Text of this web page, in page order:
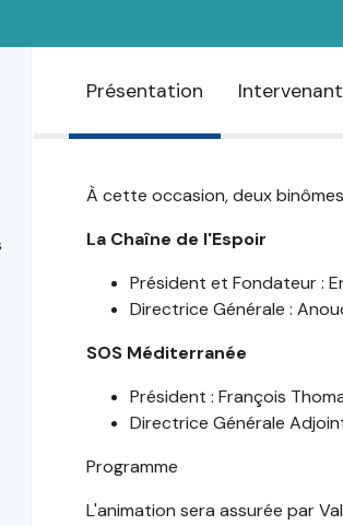
Présentation
À cette occasion, deux
La Chaîne de l'Espoir
Président et Fondateur :
Directrice Générale :
SOS Méditerranée
Président : François
Directrice Générale
Programme
L'animation sera assurée par